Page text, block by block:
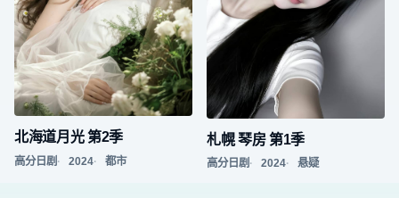
北海道月光 第2季
高分日剧 2024 都市
札幌 琴房 第1季
高分日剧 2024 悬疑